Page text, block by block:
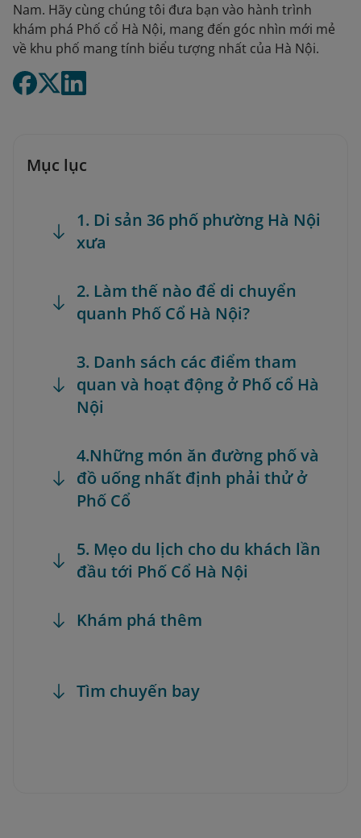
Nam. Hãy cùng chúng tôi đưa bạn vào hành trình
khám phá Phố cổ Hà Nội, mang đến góc nhìn mới mẻ
về khu phố mang tính biểu tượng nhất của Hà Nội.
Mục lục
1. Di sản 36 phố phường Hà Nội
xưa
2. Làm thế nào để di chuyển
quanh Phố Cổ Hà Nội?
3. Danh sách các điểm tham
quan và hoạt động ở Phố cổ Hà
Nội
4.Những món ăn đường phố và
đồ uống nhất định phải thử ở
Phố Cổ
5. Mẹo du lịch cho du khách lần
đầu tới Phố Cổ Hà Nội
Khám phá thêm
Tìm chuyến bay